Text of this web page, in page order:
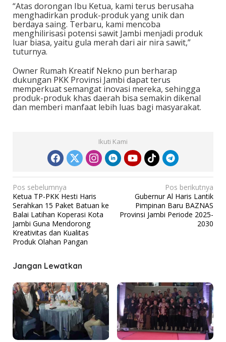
“Atas dorongan Ibu Ketua, kami terus berusaha
menghadirkan produk-produk yang unik dan
berdaya saing. Terbaru, kami mencoba
menghilirisasi potensi sawit Jambi menjadi produk
luar biasa, yaitu gula merah dari air nira sawit,”
tuturnya.
Owner Rumah Kreatif Nekno pun berharap
dukungan PKK Provinsi Jambi dapat terus
memperkuat semangat inovasi mereka, sehingga
produk-produk khas daerah bisa semakin dikenal
dan memberi manfaat lebih luas bagi masyarakat.
Ikuti Kami
N
a
v
i
g
s
i
p
o
s
Pos sebelumnya
Ketua TP-PKK Hesti Haris
Serahkan 15 Paket Batuan ke
Balai Latihan Koperasi Kota
Jambi Guna Mendorong
Kreativitas dan Kualitas
Produk Olahan Pangan
Pos berikutnya
Gubernur Al Haris Lantik
Pimpinan Baru BAZNAS
Provinsi Jambi Periode 2025-
2030
Jangan Lewatkan